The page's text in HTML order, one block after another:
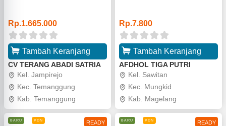
Rp.1.665.000
Tambah Keranjang
CV TERANG ABADI SATRIA
Kel. Jampirejo
Kec. Temanggung
Kab. Temanggung
Rp.7.800
Tambah Keranjang
AFDHOL TIGA PUTRI
Kel. Sawitan
Kec. Mungkid
Kab. Magelang
READY
BARU PDN READY
BARU PDN